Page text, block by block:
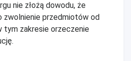
nie złożą dowodu, że
zwolnienie przedmiotów od
tym zakresie orzeczenie